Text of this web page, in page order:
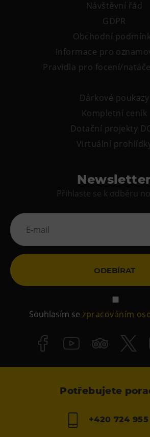
Kroužky pro děti
Výjezdní akce
Návštěvní řád
GDPR
Obchodní
Informace pro
Pravidla pro focení/
Dárkové poukazy
Kompletní ceník
Dotační projekty
Virtuální
Newsletter
Přihlaste se k odběru
ODEBÍRAT
Souhlasím sezpracováním
Potřebujete
+420 724 955